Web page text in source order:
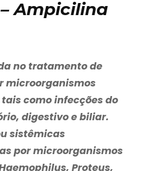
– Ampicilina
no tratamento de
microorganismos
como infecções do
digestivo e biliar.
sistêmicas
por microorganismos
Proteus,